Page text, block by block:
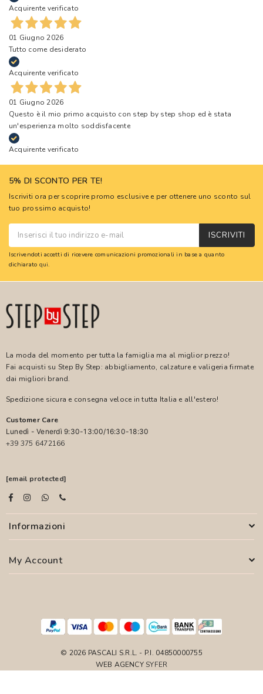
Acquirente verificato
01 Giugno 2026
Tutto come desiderato
Acquirente verificato
01 Giugno 2026
Questo è il mio primo acquisto con step by step shop ed è stata
un'esperienza molto soddisfacente
Acquirente verificato
5% DI SCONTO PER TE!
Iscriviti ora per scoprire promo esclusive e per ottenere uno sconto sul
tuo prossimo acquisto!
ISCRIVITI
Iscrivendoti accetti di ricevere comunicazioni promozionali in base a quanto
dichiarato qui.
La moda del momento per tutta la famiglia ma al miglior prezzo!
Fai acquisti su Step By Step: abbigliamento, calzature e valigeria firmate
dai migliori brand.
Spedizione sicura e consegna veloce in tutta Italia e all'estero!
Customer Care
Lunedì - Venerdì 9:30-13:00/16:30-18:30
+39 375 6472166
[email protected]
Informazioni
My Account
© 2026 PASCALI S.R.L. - P.I. 04850000755
WEB AGENCY SYFER